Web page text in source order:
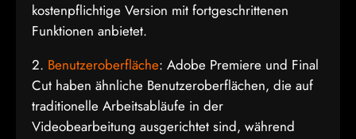
kostenpflichtige Version mit fortgeschrittenen
Funktionen anbietet.
2. Benutzeroberfläche: Adobe Premiere und Final
Cut haben ähnliche Benutzeroberflächen, die auf
traditionelle Arbeitsabläufe in der
Videobearbeitung ausgerichtet sind, während